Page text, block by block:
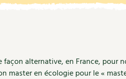
alternative, en France, pour
master en écologie pour le «